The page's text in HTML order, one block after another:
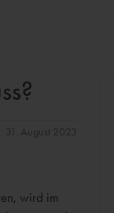
31. August 2023
wird im